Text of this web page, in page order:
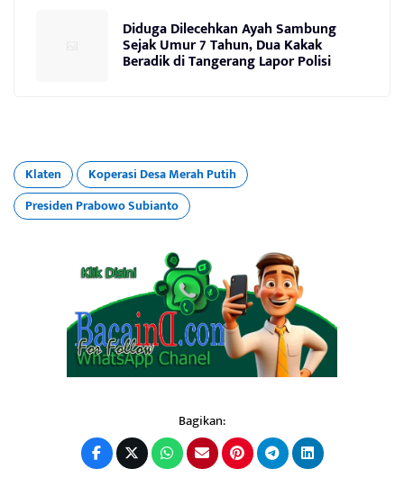
Diduga Dilecehkan Ayah Sambung
Sejak Umur 7 Tahun, Dua Kakak
Beradik di Tangerang Lapor Polisi
Klaten
Koperasi Desa Merah Putih
Presiden Prabowo Subianto
Bagikan: